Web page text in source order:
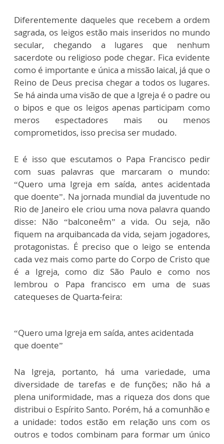
Diferentemente daqueles que recebem a ordem
sagrada, os leigos estão mais inseridos no mundo
secular, chegando a lugares que nenhum
sacerdote ou religioso pode chegar. Fica evidente
como é importante e única a missão laical, já que o
Reino de Deus precisa chegar a todos os lugares.
Se há ainda uma visão de que a Igreja é o padre ou
o bipos e que os leigos apenas participam como
meros espectadores mais ou menos
comprometidos, isso precisa ser mudado.
E é isso que escutamos o Papa Francisco pedir
com suas palavras que marcaram o mundo:
“Quero uma Igreja em saída, antes acidentada
que doente”. Na jornada mundial da juventude no
Rio de Janeiro ele criou uma nova palavra quando
disse: Não “balconeêm” a vida. Ou seja, não
fiquem na arquibancada da vida, sejam jogadores,
protagonistas. É preciso que o leigo se entenda
cada vez mais como parte do Corpo de Cristo que
é a Igreja, como diz São Paulo e como nos
lembrou o Papa francisco em uma de suas
catequeses de Quarta-feira:
“Quero uma Igreja em saída, antes acidentada
que doente”
Na Igreja, portanto, há uma variedade, uma
diversidade de tarefas e de funções; não há a
plena uniformidade, mas a riqueza dos dons que
distribui o Espírito Santo. Porém, há a comunhão e
a unidade: todos estão em relação uns com os
outros e todos combinam para formar um único